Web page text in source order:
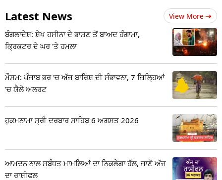
Latest News View More
ਬੰਗਲਾਦੇਸ਼: ਸ਼ੇਖ ਹਸੀਨਾ ਦੇ ਭਾਸ਼ਣ ਤੋਂ ਬਾਅਦ ਹੰਗਾਮਾ,
ਕ੍ਰਿਕਟਰ ਦੇ ਘਰ 'ਤੇ ਹਮਲਾ
ਮੌਸਮ: ਪੰਜਾਬ ਭਰ 'ਚ ਅੱਜ ਬਾਰਿਸ਼ ਦੀ ਸੰਭਾਵਨਾ, 7 ਜ਼ਿਲ੍ਹਿਆਂ
'ਚ ਯੈਲੋ ਅਲਰਟ
ਹੁਕਮਨਾਮਾ ਸ੍ਰੀ ਦਰਬਾਰ ਸਾਹਿਬ 6 ਅਗਸਤ 2026
ਆਮਦਨ ਨਾਲ ਸਬੰਧਤ ਮਾਮਲਿਆਂ ਦਾ ਨਿਕਲੇਗਾ ਹੱਲ, ਜਾਣੋ ਅੱਜ
ਦਾ ਰਾਸ਼ੀਫਲ